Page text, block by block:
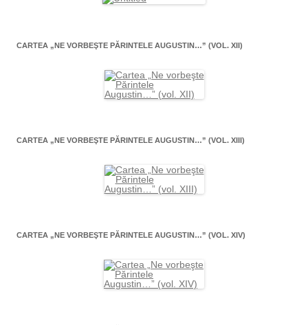
CARTEA „NE VORBEŞTE PĂRINTELE AUGUSTIN…” (VOL. XII)
CARTEA „NE VORBEŞTE PĂRINTELE AUGUSTIN…” (VOL. XIII)
CARTEA „NE VORBEŞTE PĂRINTELE AUGUSTIN…” (VOL. XIV)